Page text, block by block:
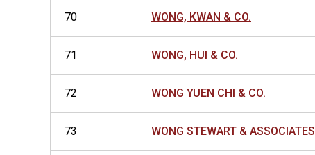
70 WONG, KWAN & CO.
71 WONG, HUI & CO.
72 WONG YUEN CHI & CO.
73 WONG STEWART & ASSOCIATES